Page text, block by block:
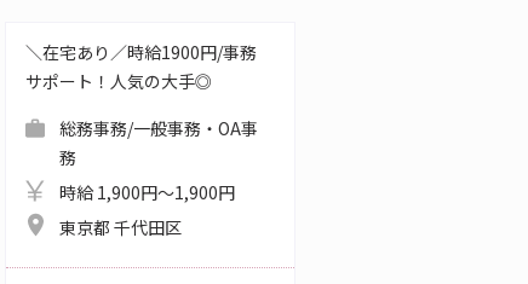
＼在宅あり／時給1900円/事務
サポート！人気の大手◎
総務事務/一般事務・OA事
務
時給 1,900円～1,900円
東京都 千代田区